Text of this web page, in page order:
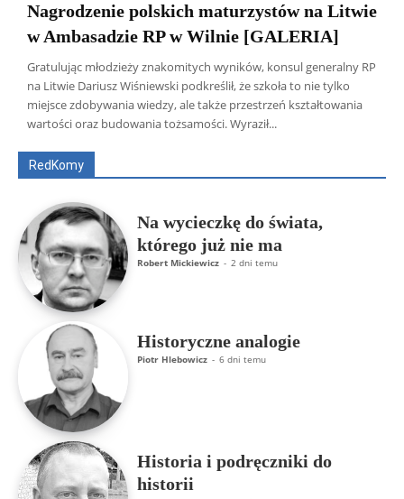
Nagrodzenie polskich maturzystów na Litwie
w Ambasadzie RP w Wilnie [GALERIA]
Gratulując młodzieży znakomitych wyników, konsul generalny RP
na Litwie Dariusz Wiśniewski podkreślił, że szkoła to nie tylko
miejsce zdobywania wiedzy, ale także przestrzeń kształtowania
wartości oraz budowania tożsamości. Wyraził...
RedKomy
Wszyscy Aleksander Borowik
Antoni Radczenko
Artur Płokszto
Grzegorz Górny
ks. Jarosław Wąsowicz SDB
Na wycieczkę do świata,
którego już nie ma
Robert Mickiewicz - 2 dni temu
Historyczne analogie
Piotr Hlebowicz - 6 dni temu
Historia i podręczniki do
historii